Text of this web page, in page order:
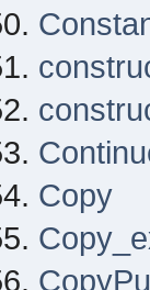
Copy